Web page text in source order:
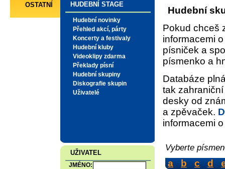
OSTATNÍ HUDEBNÍ STAGE
Hudební novinky
Přehled akcí, párty
Koncerty a festivaly
Hudební kluby
Videoklipy zdarma
Překlady písní
Hudební skupiny
Diskografie skupin
Uživatelé
UŽIVATEL
JMÉNO:
Hudební
Pokud chceš
informacemi
písniček a
písmenko a
Databáze
tak
desky od
a zpěvaček.
informacemi
Vyberte
a b c d